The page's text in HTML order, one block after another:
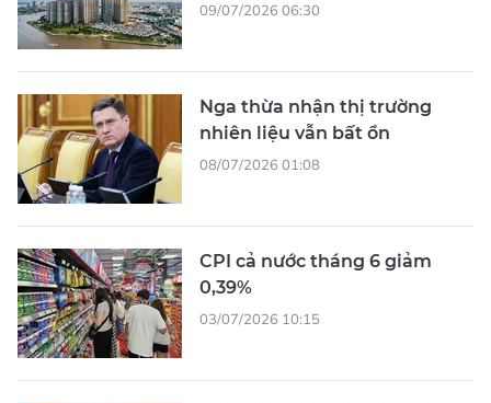
09/07/2026 06:30
Nga thừa nhận thị trường
nhiên liệu vẫn bất ổn
08/07/2026 01:08
CPI cả nước tháng 6 giảm
0,39%
03/07/2026 10:15